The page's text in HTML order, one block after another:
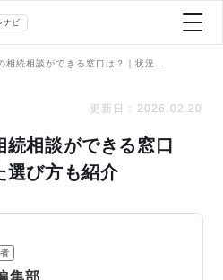
ナビ
更新日： 2026.02.20
相談ができる窓口
選び方も紹介
集部